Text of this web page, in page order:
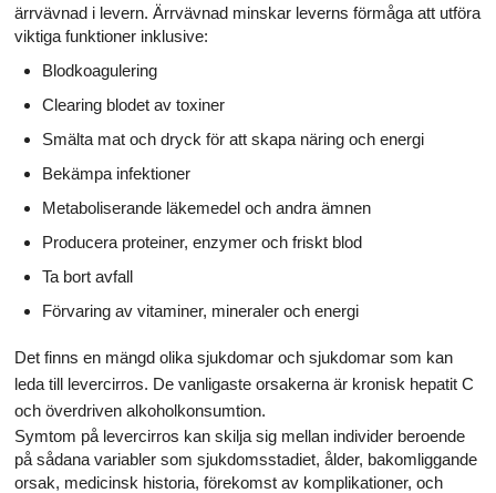
ärrvävnad i levern. Ärrvävnad minskar leverns förmåga att utföra
viktiga funktioner inklusive:
Blodkoagulering
Clearing blodet av toxiner
Smälta mat och dryck för att skapa näring och energi
Bekämpa infektioner
Metaboliserande läkemedel och andra ämnen
Producera proteiner, enzymer och friskt blod
Ta bort avfall
Förvaring av vitaminer, mineraler och energi
Det finns en mängd olika sjukdomar och sjukdomar som kan
leda till levercirros. De vanligaste orsakerna är kronisk hepatit C
och överdriven alkoholkonsumtion.
Symtom på levercirros kan skilja sig mellan individer beroende
på sådana variabler som sjukdomsstadiet, ålder, bakomliggande
orsak, medicinsk historia, förekomst av komplikationer, och